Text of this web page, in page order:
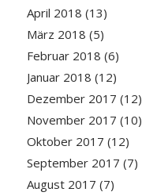
April 2018 (13)
März 2018 (5)
Februar 2018 (6)
Januar 2018 (12)
Dezember 2017 (12)
November 2017 (10)
Oktober 2017 (12)
September 2017 (7)
August 2017 (7)